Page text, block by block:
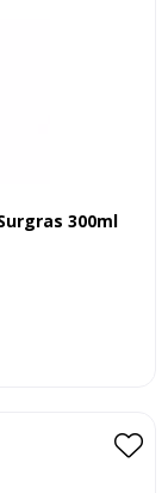
300ml